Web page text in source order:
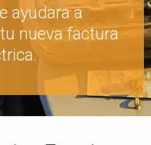
ayudara a
nueva factura